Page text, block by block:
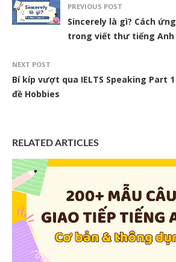
PREVIOUS POST
Sincerely là gì? Cách
trong viết thư tiếng Anh
NEXT POST
Bí kíp vượt qua IELTS Speaking Part
đề Hobbies
RELATED ARTICLES